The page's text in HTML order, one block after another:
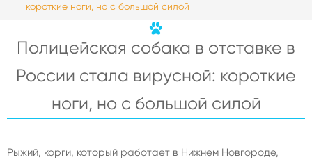
короткие ноги, но с большой силой
Полицейская собака в отставке в
России стала вирусной: короткие
ноги, но с большой силой
Рыжий, корги, который работает в Нижнем Новгороде,